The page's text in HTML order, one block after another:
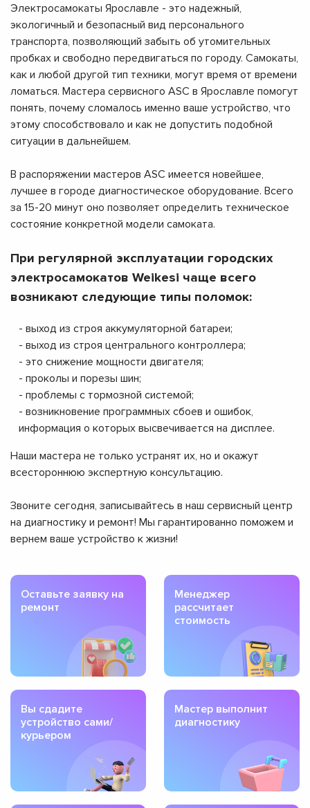
Электросамокаты Ярославле - это надежный,
экологичный и безопасный вид персонального
транспорта, позволяющий забыть об утомительных
пробках и свободно передвигаться по городу. Самокаты,
как и любой другой тип техники, могут время от времени
ломаться. Мастера сервисного ASC в Ярославле помогут
понять, почему сломалось именно ваше устройство, что
этому способствовало и как не допустить подобной
ситуации в дальнейшем.
В распоряжении мастеров ASC имеется новейшее,
лучшее в городе диагностическое оборудование. Всего
за 15-20 минут оно позволяет определить техническое
состояние конкретной модели самоката.
При регулярной эксплуатации городских
электросамокатов Weikesi чаще всего
возникают следующие типы поломок:
- выход из строя аккумуляторной батареи;
- выход из строя центрального контроллера;
- это снижение мощности двигателя;
- проколы и порезы шин;
- проблемы с тормозной системой;
- возникновение программных сбоев и ошибок,
информация о которых высвечивается на дисплее.
Наши мастера не только устранят их, но и окажут
всестороннюю экспертную консультацию.
Звоните сегодня, записывайтесь в наш сервисный центр
на диагностику и ремонт! Мы гарантированно поможем и
вернем ваше устройство к жизни!
Оставьте заявку на
ремонт
Менеджер
рассчитает
стоимость
Вы сдадите
устройство сами/
курьером
Мастер выполнит
диагностику